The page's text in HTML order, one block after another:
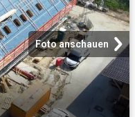
Foto anschauen